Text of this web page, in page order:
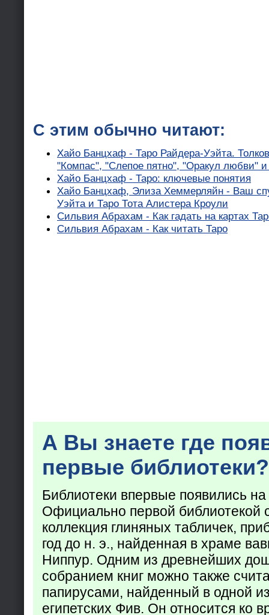
С этим обычно читают:
Хайо Банцхаф - Таро Райдера-Уэйта.
"Компас", "Слепое пятно", "Оракул любви" и
Хайо Банцхаф - Таро: ключевые понятия
Хайо Банцхаф, Элиза Хеммерляйн - Ваш
Уэйта и Таро Тота Алистера Кроули
Сильвия Абрахам - Как гадать на картах
Сильвия Абрахам - Как читать Таро
А Вы знаете где
первые библиотеки?
Библиотеки впервые появились
Официально первой библиотекой
коллекция глиняных табличек,
год до н. э., найденная в храме
Ниппур. Одним из древнейших
собранием книг можно также
папирусами, найденный в одной
египетских Фив. Он относится ко